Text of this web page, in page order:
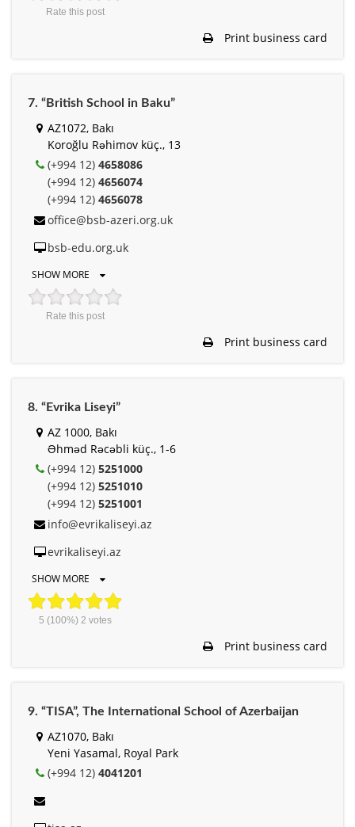
Rate this post
Print business card
7. “British School in Baku”
AZ1072, Bakı
Koroğlu Rəhimov küç., 13
(+994 12) 4658086
(+994 12) 4656074
(+994 12) 4656078
office@bsb-azeri.org.uk
bsb-edu.org.uk
SHOW MORE
Rate this post
Print business card
8. “Evrika Liseyi”
AZ 1000, Bakı
Əhməd Rəcəbli küç., 1-6
(+994 12) 5251000
(+994 12) 5251010
(+994 12) 5251001
info@evrikaliseyi.az
evrikaliseyi.az
SHOW MORE
5 (100%) 2 votes
Print business card
9. “TISA”, The International School of Azerbaijan
AZ1070, Bakı
Yeni Yasamal, Royal Park
(+994 12) 4041201